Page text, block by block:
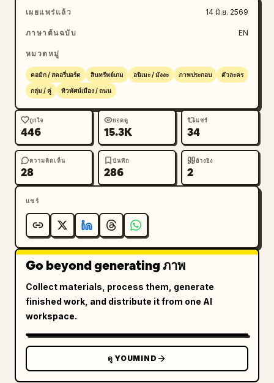
เมืองที่ล่มสลายภายใต้ท้องฟ้าสีครามสดใส
เผยแพร่แล้ว 14 มิ.ย. 2569
ภาษาต้นฉบับ EN
หมวดหมู่
คอมิก / สตอรี่บอร์ด สินทรัพย์เกม อนิเมะ / มังงะ ภาพประกอบ ตัวละคร
กลุ่ม / คู่ ทิวทัศน์เมือง / ถนน
ถูกใจ
446
ยอดดู
15.3K
แชร์
34
ความคิดเห็น
28
บันทึก
286
อ้างอิง
2
แชร์
Go beyond generating ภาพ
Collect materials, process them, generate
finished work, and distribute it from one AI
workspace.
ดู YOUMIND